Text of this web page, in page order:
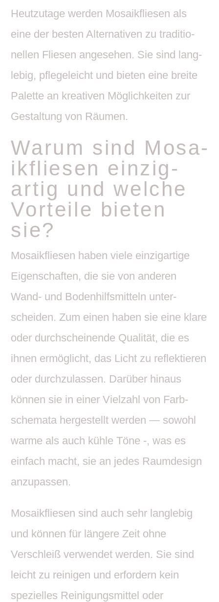
Heut­zu­tage werden Mosa­ik­fliesen als
eine der besten Alter­na­tiven zu tradi­tio­
nellen Fliesen ange­sehen. Sie sind lang­
lebig, pfle­ge­leicht und bieten eine breite
Palette an krea­tiven Möglich­keiten zur
Gestal­tung von Räumen.
Warum sind Mosa­
ik­fliesen einzig­
artig und welche
Vorteile bieten
sie?
Mosa­ik­fliesen haben viele einzig­ar­tige
Eigen­schaften, die sie von anderen
Wand- und Boden­hilfs­mit­teln unter­
scheiden. Zum einen haben sie eine klare
oder durch­schei­nende Qualität, die es
ihnen ermög­licht, das Licht zu reflek­tieren
oder durch­zu­lassen. Darüber hinaus
können sie in einer Viel­zahl von Farb­
sche­mata herge­stellt werden — sowohl
warme als auch kühle Töne -, was es
einfach macht, sie an jedes Raum­de­sign
anzupassen.
Mosa­ik­fliesen sind auch sehr lang­lebig
und können für längere Zeit ohne
Verschleiß verwendet werden. Sie sind
leicht zu reinigen und erfor­dern kein
spezi­elles Reini­gungs­mittel oder